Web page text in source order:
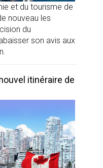
et du tourisme de
nouveau les
du
son avis aux
itinéraire de